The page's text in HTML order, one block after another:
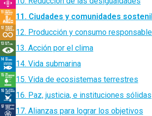
11. Ciudades y comunidades
12. Producción y consumo
13. Acción por el clima
14. Vida submarina
15. Vida de ecosistemas terrestres
16. Paz, justicia, e instituciones sólidas
17. Alianzas para lograr los objetivos